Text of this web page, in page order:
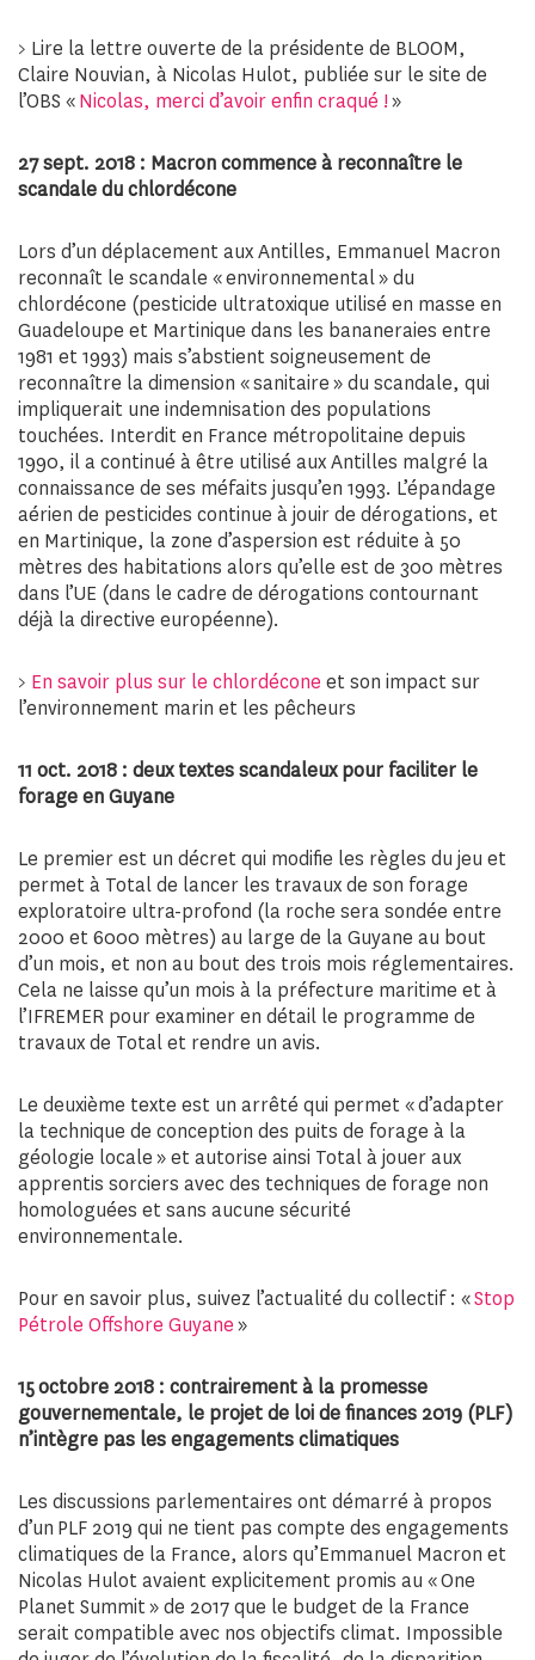
> Lire la lettre ouverte de la présidente de BLOOM,
Claire Nouvian, à Nicolas Hulot, publiée sur le site de
l’OBS «Nicolas, merci d’avoir enfin craqué !»
27 sept. 2018 : Macron commence à reconnaître le
scandale du chlordécone
Lors d’un déplacement aux Antilles, Emmanuel Macron
reconnaît le scandale « environnemental » du
chlordécone (pesticide ultratoxique utilisé en masse en
Guadeloupe et Martinique dans les bananeraies entre
1981 et 1993) mais s’abstient soigneusement de
reconnaître la dimension « sanitaire » du scandale, qui
impliquerait une indemnisation des populations
touchées. Interdit en France métropolitaine depuis
1990, il a continué à être utilisé aux Antilles malgré la
connaissance de ses méfaits jusqu’en 1993. L’épandage
aérien de pesticides continue à jouir de dérogations, et
en Martinique, la zone d’aspersion est réduite à 50
mètres des habitations alors qu’elle est de 300 mètres
dans l’UE (dans le cadre de dérogations contournant
déjà la directive européenne).
> En savoir plus sur le chlordécone et son impact sur
l’environnement marin et les pêcheurs
11 oct. 2018 : deux textes scandaleux pour faciliter le
forage en Guyane
Le premier est un décret qui modifie les règles du jeu et
permet à Total de lancer les travaux de son forage
exploratoire ultra-profond (la roche sera sondée entre
2000 et 6000 mètres) au large de la Guyane au bout
d’un mois, et non au bout des trois mois réglementaires.
Cela ne laisse qu’un mois à la préfecture maritime et à
l’IFREMER pour examiner en détail le programme de
travaux de Total et rendre un avis.
Le deuxième texte est un arrêté qui permet « d’adapter
la technique de conception des puits de forage à la
géologie locale » et autorise ainsi Total à jouer aux
apprentis sorciers avec des techniques de forage non
homologuées et sans aucune sécurité
environnementale.
Pour en savoir plus, suivez l’actualité du collectif : «Stop
Pétrole Offshore Guyane»
15 octobre 2018 : contrairement à la promesse
gouvernementale, le projet de loi de finances 2019 (PLF)
n’intègre pas les engagements climatiques
Les discussions parlementaires ont démarré à propos
d’un PLF 2019 qui ne tient pas compte des engagements
climatiques de la France, alors qu’Emmanuel Macron et
Nicolas Hulot avaient explicitement promis au « One
Planet Summit » de 2017 que le budget de la France
serait compatible avec nos objectifs climat. Impossible